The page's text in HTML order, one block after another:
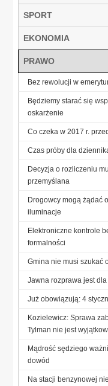
SPORT
EKONOMIA
PRAWO
Bez rewolucji w
Będziemy starać się
oskarżenie
Co czeka w 2017 r.
Czas próby dla
Decyzja o rozliczeniu
przemyślana
Drogowcy mogą żądać
iluminacje
Elektroniczne kontrole
formalności
Gmina nie musi szukać
Jawna rozprawa jest
Już obowiązują: 4
Kozielewicz: Sprawa
Tylman nie jest
Mądrość sędziego
dowód
Na stacji benzynowej